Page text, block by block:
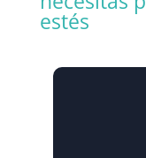
estés